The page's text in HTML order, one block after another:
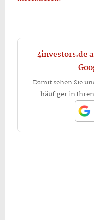
4investors.de
Damit sehen Sie
häufiger in